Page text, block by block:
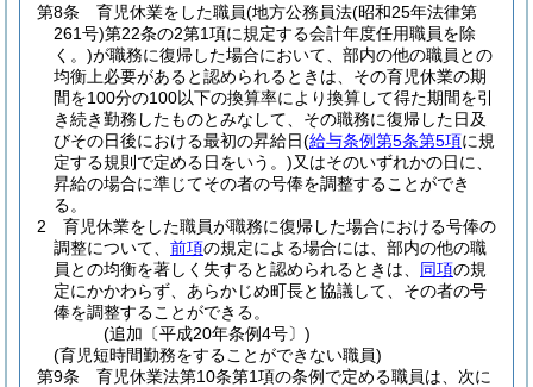
第8条
育児休業をした職員(地方公務員法(昭和25年法律第
261号)第22条の2第1項に規定する会計年度任用職員を除
く。)が職務に復帰した場合において、部内の他の職員との
均衡上必要があると認められるときは、その育児休業の期
間を100分の100以下の換算率により換算して得た期間を引
き続き勤務したものとみなして、その職務に復帰した日及
びその日後における最初の昇給日(給与条例第5条第5項に規
定する規則で定める日をいう。)又はそのいずれかの日に、
昇給の場合に準じてその者の号俸を調整することができ
る。
2
育児休業をした職員が職務に復帰した場合における号俸の
調整について、 前項の規定による場合には、部内の他の職
員との均衡を著しく失すると認められるときは、 同項の規
定にかかわらず、あらかじめ町長と協議して、その者の号
俸を調整することができる。
(追加〔平成20年条例4号〕)
(育児短時間勤務をすることができない職員)
第9条
育児休業法第10条第1項の条例で定める職員は、次に